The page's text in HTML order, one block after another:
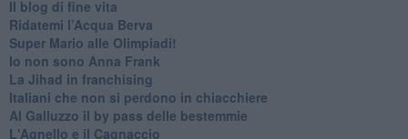
Il blog di fine vita
​Ridatemi l’Acqua Berva
Super Mario alle Olimpiadi!
Io non sono Anna Frank
​La Jihad in franchising
Italiani che non si perdono in chiacchiere
Al Galluzzo il by pass delle bestemmie
L'Agnello e il Cagnaccio